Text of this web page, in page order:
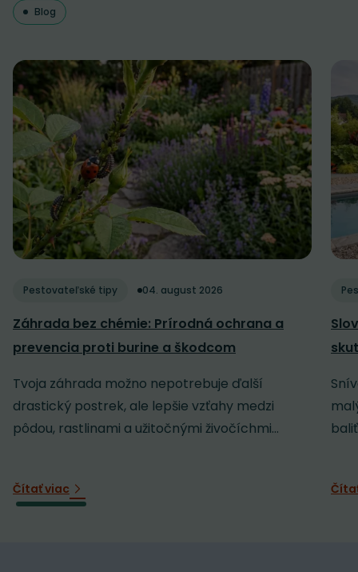
Blog
Pestovateľské tipy 04. august 2026
Záhrada bez chémie: Prírodná ochrana a
prevencia proti burine a škodcom
Tvoja záhrada možno nepotrebuje ďalší
drastický postrek, ale lepšie vzťahy medzi
pôdou, rastlinami a užitočnými živočíchmi...
Čítať viac